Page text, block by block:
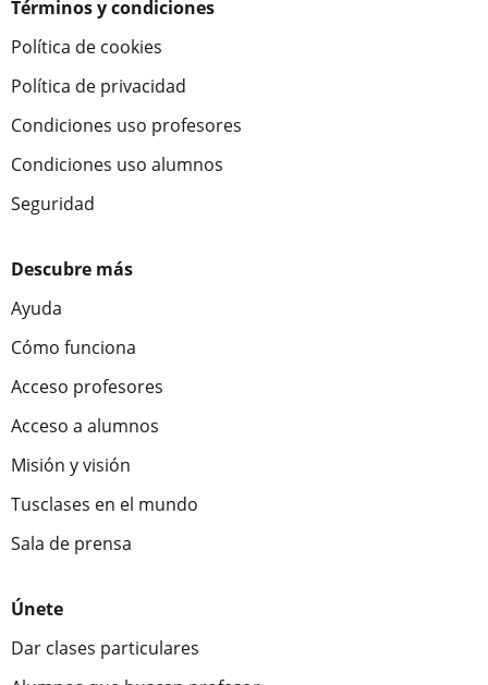
Términos y condiciones
Política de cookies
Política de privacidad
Condiciones uso profesores
Condiciones uso alumnos
Seguridad
Descubre más
Ayuda
Cómo funciona
Acceso profesores
Acceso a alumnos
Misión y visión
Tusclases en el mundo
Sala de prensa
Únete
Dar clases particulares